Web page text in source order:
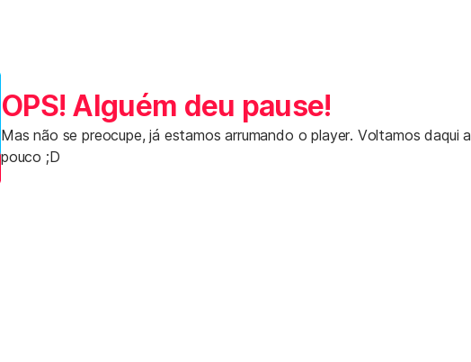
OPS! Alguém deu pause!
Mas não se preocupe, já estamos arrumando o player. Voltamos daqui a
pouco ;D